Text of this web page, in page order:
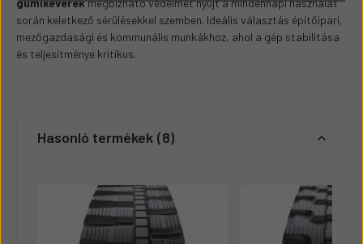
gumikeverékmegbízható védelmet nyújt a mindennapi használat
során keletkező sérülésekkel szemben. Ideális választás építőipari,
mezőgazdasági és kommunális munkákhoz, ahol a gép stabilitása
és teljesítménye kritikus.
Hasonló termékek 8